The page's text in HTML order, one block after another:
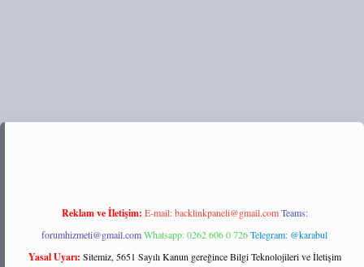
Reklam ve İletişim: E-mail:backlinkpaneli@gmail.com Teams:
forumhizmeti@gmail.comWhatsapp: 0262 606 0 726Telegram: @karabul
Yasal Uyarı: Sitemiz, 5651 Sayılı Kanun gereğince Bilgi Teknolojileri ve İletişim